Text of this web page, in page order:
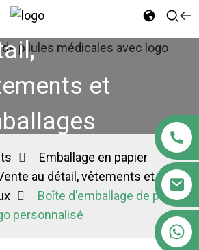
au
et
Emballage en papier
au détail, vêtements et
Boîte d'emballage de pilules
personnalisé